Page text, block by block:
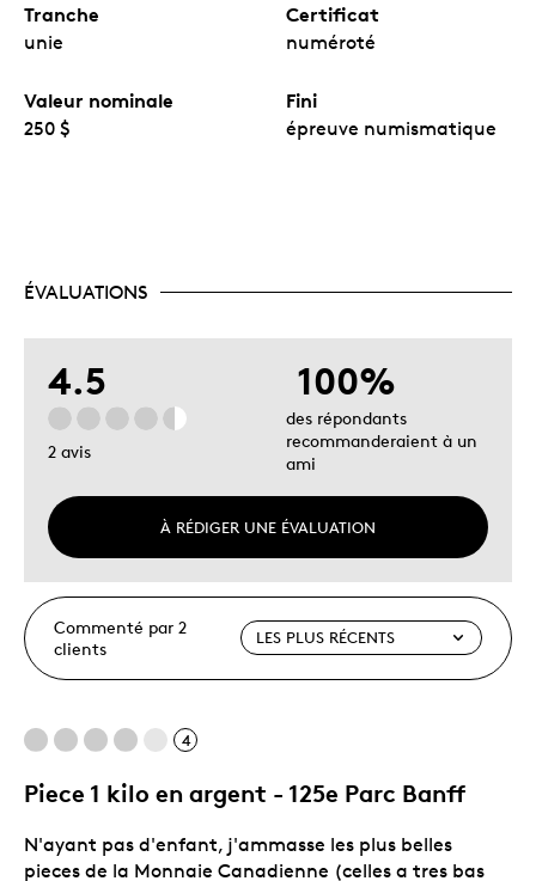
Tranche
unie
Certificat
numéroté
Valeur nominale
250 $
Fini
épreuve numismatique
ÉVALUATIONS
4.5
2 avis
À RÉDIGER UNE ÉVALUATION
100%
des répondants
recommanderaient à un
ami
Commenté par 2
clients
4
Piece 1 kilo en argent - 125e Parc Banff
N'ayant pas d'enfant, j'ammasse les plus belles
pieces de la Monnaie Canadienne (celles a tres bas